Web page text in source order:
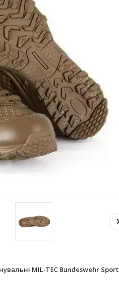
MIL-TEC Bundeswehr Sport